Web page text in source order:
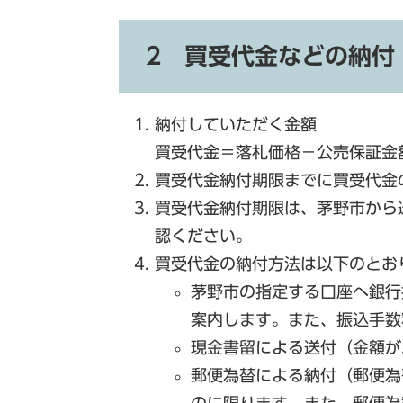
2 買受代金などの納付
納付していただく金額
買受代金＝落札価格－公売保証金
買受代金納付期限までに買受代
買受代金納付期限は、茅野市か
認ください。
買受代金の納付方法は以下のとお
茅野市の指定する口座へ銀
案内します。また、振込手
現金書留による送付（金額
郵便為替による納付（郵便